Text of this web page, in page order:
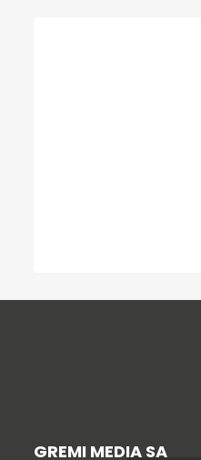
GREMI MEDIA SA